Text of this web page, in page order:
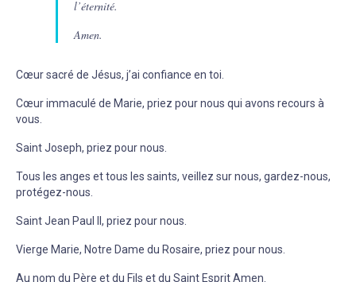
l’éternité.
Amen.
Cœur sacré de Jésus, j’ai confiance en toi.
Cœur immaculé de Marie, priez pour nous qui avons recours à
vous.
Saint Joseph, priez pour nous.
Tous les anges et tous les saints, veillez sur nous, gardez-nous,
protégez-nous.
Saint Jean Paul II, priez pour nous.
Vierge Marie, Notre Dame du Rosaire, priez pour nous.
Au nom du Père et du Fils et du Saint Esprit Amen.